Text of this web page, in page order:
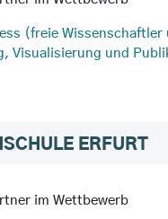
(freie Wissenschaftler
Visualisierung und
ERFURT
im Wettbewerb